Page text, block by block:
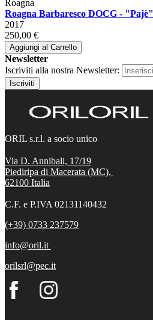
Roagna
Roagna Barbaresco DOCG - "Pajè"
2017
250,00 €
Aggiungi al Carrello
Newsletter
Iscriviti alla nostra Newsletter:
Iscriviti
ORIL s.r.l. a socio unico
Via D. Annibali, 17/19
Piediripa di Macerata (MC),
62100 Italia
C.F. e P.IVA 02131140432
(+39) 0733 237579
info@oril.it
orilsrl@pec.it